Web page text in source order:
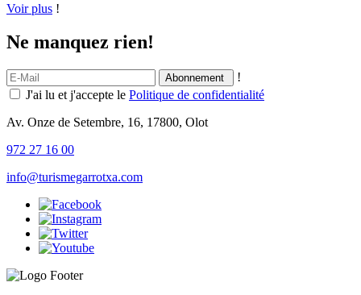
Voir plus !
Ne manquez rien!
!
J'ai lu et j'accepte le Politique de confidentialité
Av. Onze de Setembre, 16, 17800, Olot
972 27 16 00
info@turismegarrotxa.com